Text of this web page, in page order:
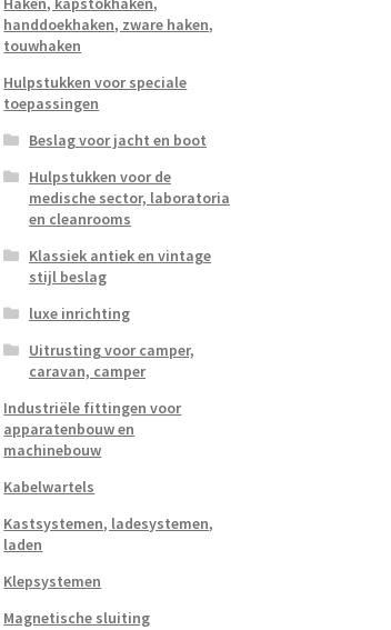
handdoekhaken, zware haken,
touwhaken
Hulpstukken voor speciale
toepassingen
Beslag voor jacht en boot
Hulpstukken voor de
medische sector, laboratoria
en cleanrooms
Klassiek antiek en vintage
stijl beslag
luxe inrichting
Uitrusting voor camper,
caravan, camper
Industriële fittingen voor
apparatenbouw en
machinebouw
Kabelwartels
Kastsystemen, ladesystemen,
laden
Klepsystemen
Magnetische sluiting